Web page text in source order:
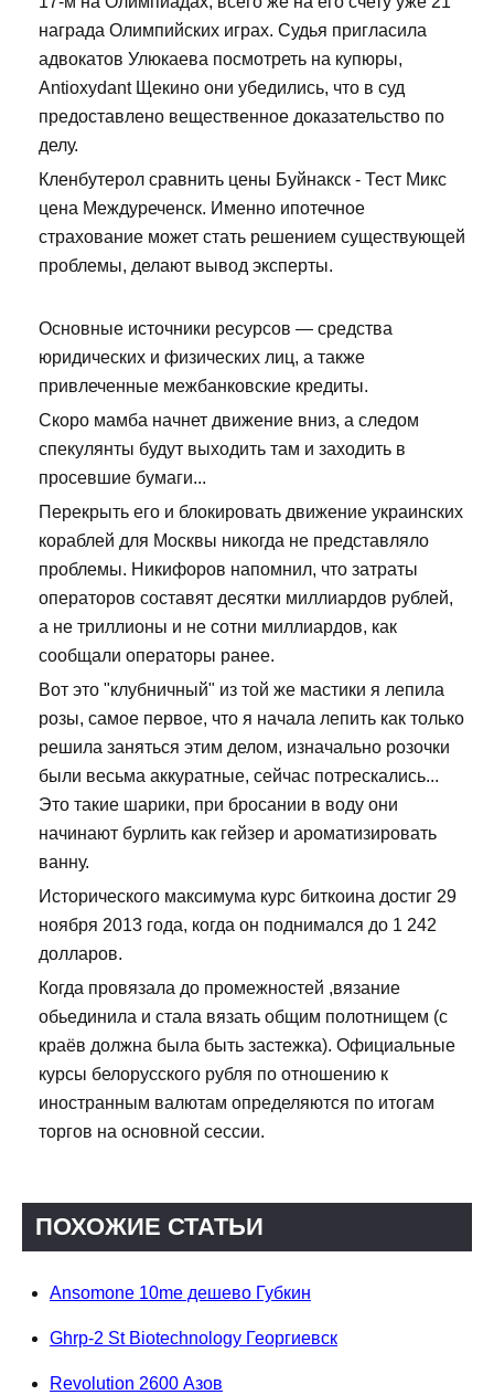
награда Олимпийских играх. Судья пригласила
адвокатов Улюкаева посмотреть на купюры,
Antioxydant Щекино они убедились, что в суд
предоставлено вещественное доказательство по
делу.
Кленбутерол сравнить цены Буйнакск - Тест Микс
цена Междуреченск. Именно ипотечное
страхование может стать решением существующей
проблемы, делают вывод эксперты.
Основные источники ресурсов — средства
юридических и физических лиц, а также
привлеченные межбанковские кредиты.
Скоро мамба начнет движение вниз, а следом
спекулянты будут выходить там и заходить в
просевшие бумаги...
Перекрыть его и блокировать движение украинских
кораблей для Москвы никогда не представляло
проблемы. Никифоров напомнил, что затраты
операторов составят десятки миллиардов рублей,
а не триллионы и не сотни миллиардов, как
сообщали операторы ранее.
Вот это "клубничный" из той же мастики я лепила
розы, самое первое, что я начала лепить как только
решила заняться этим делом, изначально розочки
были весьма аккуратные, сейчас потрескались...
Это такие шарики, при бросании в воду они
начинают бурлить как гейзер и ароматизировать
ванну.
Исторического максимума курс биткоина достиг 29
ноября 2013 года, когда он поднимался до 1 242
долларов.
Когда провязала до промежностей ,вязание
обьединила и стала вязать общим полотнищем (с
краёв должна была быть застежка). Официальные
курсы белорусского рубля по отношению к
иностранным валютам определяются по итогам
торгов на основной сессии.
ПОХОЖИЕ СТАТЬИ
Ansomone 10me дешево Губкин
Ghrp-2 St Biotechnology Георгиевск
Revolution 2600 Азов